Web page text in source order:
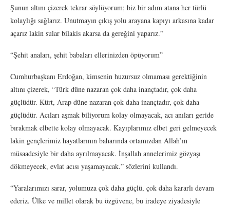
Şunun altını çizerek tekrar söylüyorum; biz bir adım atana her türlü
kolaylığı sağlarız. Unutmayın çıkış yolu arayana kapıyı arkasına kadar
açarız lakin sular bilakis akarsa da gereğini yaparız.”
“Şehit anaları, şehit babaları ellerinizden öpüyorum”
Cumhurbaşkanı Erdoğan, kimsenin huzursuz olmaması gerektiğinin
altını çizerek, “Türk düne nazaran çok daha inançtadır, çok daha
güçlüdür. Kürt, Arap düne nazaran çok daha inançtadır, çok daha
güçlüdür. Acıları aşmak biliyorum kolay olmayacak, acı anıları geride
bırakmak elbette kolay olmayacak. Kayıplarımız elbet geri gelmeyecek
lakin gençlerimiz hayatlarının baharında ortamızdan Allah’ın
müsaadesiyle bir daha ayrılmayacak. İnşallah annelerimiz gözyaşı
dökmeyecek, evlat acısı yaşamayacak.” sözlerini kullandı.
“Yaralarımızı sarar, yolumuza çok daha güçlü, çok daha kararlı devam
ederiz. Ülke ve millet olarak bu özgüvene, bu iradeye ziyadesiyle